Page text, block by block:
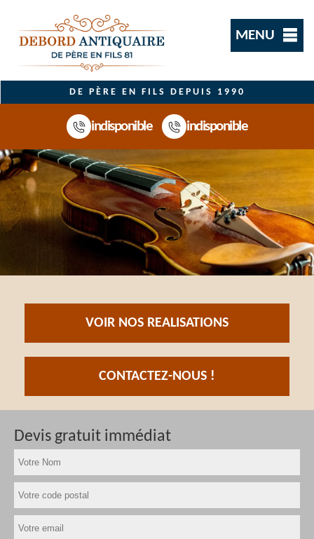
MENU
DE PÈRE EN FILS DEPUIS 1990
indisponible indisponible
VOIR NOS REALISATIONS
CONTACTEZ-NOUS !
Devis gratuit immédiat